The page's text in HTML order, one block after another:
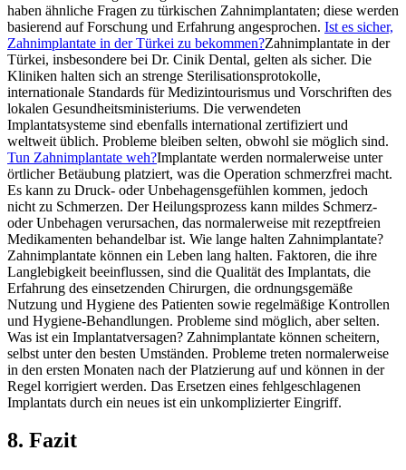
haben ähnliche Fragen zu türkischen Zahnimplantaten; diese werden
basierend auf Forschung und Erfahrung angesprochen. Ist es sicher,
Zahnimplantate in der Türkei zu bekommen?Zahnimplantate in der
Türkei, insbesondere bei Dr. Cinik Dental, gelten als sicher. Die
Kliniken halten sich an strenge Sterilisationsprotokolle,
internationale Standards für Medizintourismus und Vorschriften des
lokalen Gesundheitsministeriums. Die verwendeten
Implantatsysteme sind ebenfalls international zertifiziert und
weltweit üblich. Probleme bleiben selten, obwohl sie möglich sind.
Tun Zahnimplantate weh?Implantate werden normalerweise unter
örtlicher Betäubung platziert, was die Operation schmerzfrei macht.
Es kann zu Druck- oder Unbehagensgefühlen kommen, jedoch
nicht zu Schmerzen. Der Heilungsprozess kann mildes Schmerz-
oder Unbehagen verursachen, das normalerweise mit rezeptfreien
Medikamenten behandelbar ist. Wie lange halten Zahnimplantate?
Zahnimplantate können ein Leben lang halten. Faktoren, die ihre
Langlebigkeit beeinflussen, sind die Qualität des Implantats, die
Erfahrung des einsetzenden Chirurgen, die ordnungsgemäße
Nutzung und Hygiene des Patienten sowie regelmäßige Kontrollen
und Hygiene-Behandlungen. Probleme sind möglich, aber selten.
Was ist ein Implantatversagen? Zahnimplantate können scheitern,
selbst unter den besten Umständen. Probleme treten normalerweise
in den ersten Monaten nach der Platzierung auf und können in der
Regel korrigiert werden. Das Ersetzen eines fehlgeschlagenen
Implantats durch ein neues ist ein unkomplizierter Eingriff.
8. Fazit